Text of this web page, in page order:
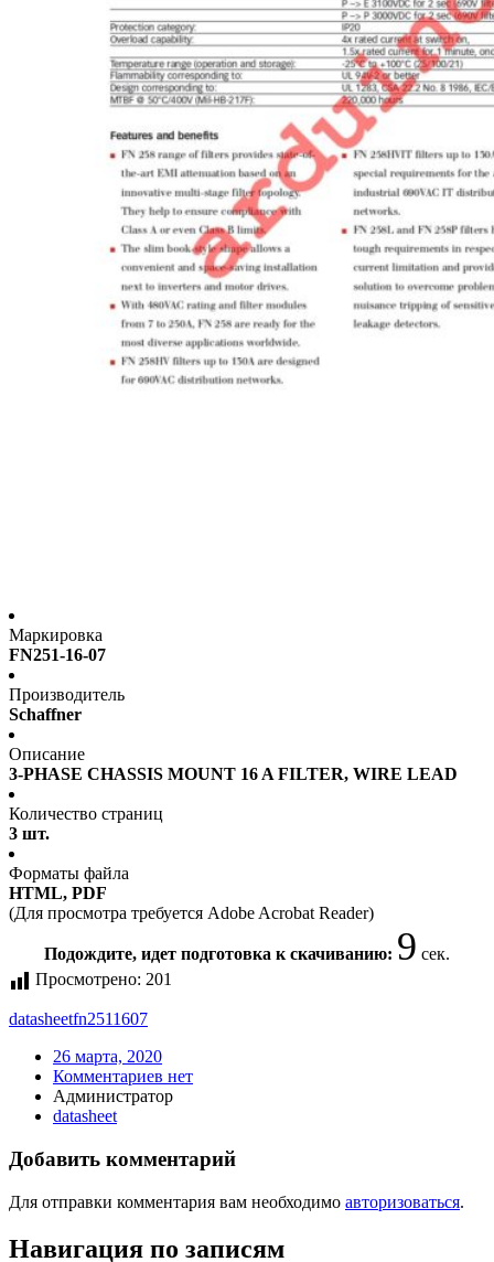
Маркировка
FN251-16-07
Производитель
Schaffner
Описание
3-PHASE CHASSIS MOUNT 16 A FILTER, WIRE LEAD
Количество страниц
3 шт.
Форматы файла
HTML, PDF
(Для просмотра требуется Adobe Acrobat Reader)
Подождите, идет подготовка к скачиванию: 9 сек.
Просмотрено: 201
datasheetfn2511607
26 марта, 2020
Комментариев нет
Администратор
datasheet
Добавить комментарий
Для отправки комментария вам необходимо авторизоваться.
Навигация по записям